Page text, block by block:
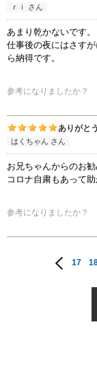
ｒｉ さん
あまり乾かないです。
仕事後の夜にはさす
ら納得です。
参考になりましたか？
ありがと
はくちゃん さん
お兄ちゃんからのお
コロナ自粛もあって助
参考になりましたか？
17